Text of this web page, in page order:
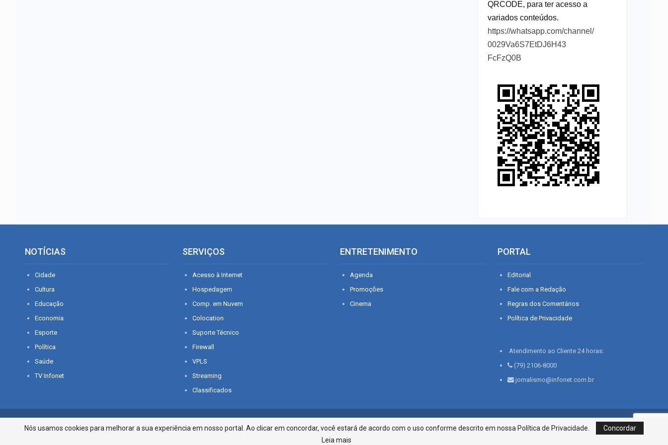
QRCODE, para ter acesso a
variados conteúdos.
https://whatsapp.com/channel/
0029Va6S7EtDJ6H43
FcFzQ0B
NOTÍCIAS
Cidade
Cultura
Educação
Economia
Esporte
Política
Saúde
TV Infonet
SERVIÇOS
Acesso à Internet
Hospedagem
Comp. em Nuvem
Colocation
Suporte Técnico
Firewall
VPLS
Streaming
Classificados
ENTRETENIMENTO
Agenda
Promoções
Cinema
PORTAL
Editorial
Fale com a Redação
Regras dos Comentários
Política de Privacidade
Atendimento ao Cliente 24 horas:
(79) 2106-8000
jornalismo@infonet.com.br
© 2026 - O que é notícia em Sergipe. Todos os direitos reservados.
Infonet - Rua Monsenhor Silveira 276, Bairro São José | Aracaju-SE, CEP 49015-030, Fone: 79.2106.8000 - CI
Centro de Informações LTDA
Nós usamos cookies para melhorar a sua experiência em nosso portal. Ao clicar em concordar, você estará de acordo com o uso conforme descrito em nossa Política de Privacidade.
Concordar
Leia mais